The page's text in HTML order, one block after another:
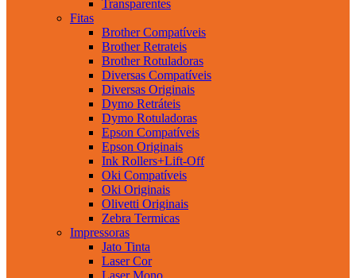
Transparentes
Fitas
Brother Compatíveis
Brother Retrateis
Brother Rotuladoras
Diversas Compatíveis
Diversas Originais
Dymo Retráteis
Dymo Rotuladoras
Epson Compatíveis
Epson Originais
Ink Rollers+Lift-Off
Oki Compatíveis
Oki Originais
Olivetti Originais
Zebra Termicas
Impressoras
Jato Tinta
Laser Cor
Laser Mono